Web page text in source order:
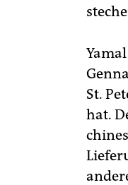
St.
hat.